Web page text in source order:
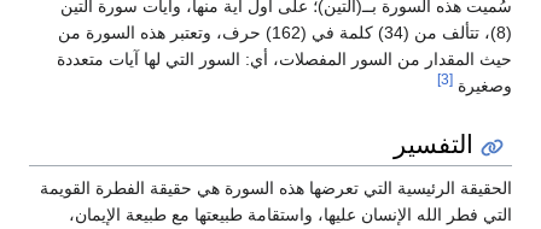
سُميت هذه السورة بــ(التين)؛ على أول آية منها، وآيات سورة التين
(8)، تتألف من (34) كلمة في (162) حرف، وتعتبر هذه السورة من
حيث المقدار من السور المفصلات، أي: السور التي لها آيات متعددة
وصغيرة [3]
التفسير
الحقيقة الرئيسية التي تعرضها هذه السورة هي حقيقة الفطرة القويمة
التي فطر الله الإنسان عليها، واستقامة طبيعتها مع طبيعة الإيمان،